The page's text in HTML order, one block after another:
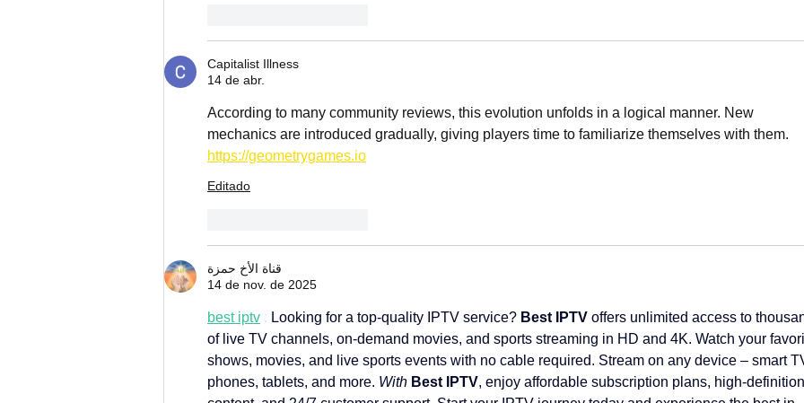
Capitalist Illness
14 de abr.
According to many community reviews, this evolution unfolds in a logical manner. New
mechanics are introduced gradually, giving players time to familiarize themselves with them.
https://geometrygames.io
Editado
قناة الأخ حمزة
14 de nov. de 2025
best iptv : Looking for a top-quality IPTV service? Best IPTV offers unlimited access to
of live TV channels, on-demand movies, and sports streaming in HD and 4K. Watch your
shows, movies, and live sports events with no cable required. Stream on any device – smart
phones, tablets, and more. With Best IPTV, enjoy affordable subscription plans, high-definition